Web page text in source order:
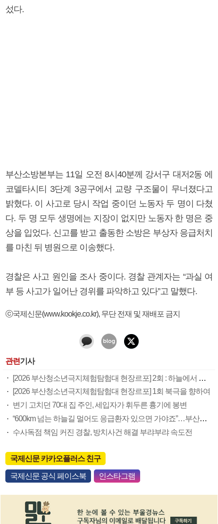
섰다.
부산소방본부는 11일 오전 8시40분께 강서구 대저2동 에
코델타시티 3단계 3공구에서 교량 구조물이 무너졌다고
밝혔다. 이 사고로 당시 작업 중이던 노동자 두 명이 다쳤
다. 두 명 모두 생명에는 지장이 없지만 노동자 한 명은 중
상을 입었다. 신고를 받고 출동한 소방은 부상자 응급처치
를 마친 뒤 병원으로 이송했다.
경찰은 사고 원인을 조사 중이다. 경찰 관계자는 “과실 여
부 등 사고가 일어난 경위를 파악하고 있다”고 말했다.
ⓒ국제신문(www.kookje.co.kr), 무단 전재 및 재배포 금지
관련기사
[2026 부산청소년극지체험탐험대 현장르포] 2회 : 하늘에서 만난 얼음의 나라
[2026 부산청소년극지체험탐험대 현장르포] 1회 북극을 향하여
변기 고치던 70대 집 주인, 세입자가 휘두른 흉기에 봉변
“600km 넘는 하늘길 멀어도 응급환자 있으면 가야죠”…부산소방항공대 활약상 눈길
수사독점 책임 커진 경찰, 방치사건 해결 부랴부랴 속도전
국제신문 카카오플러스 친구
국제신문 공식 페이스북 인스타그램